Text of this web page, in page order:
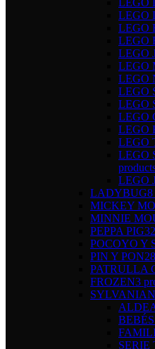
LEGO
LEGO
LEGO
LEGO
LEGO
LEGO
LEGO
LEGO
LEGO
LEGO
LEGO
LEGO
LEGO
LADYBUG8
MICKEY
MINNIE
PEPPA PIG
POCOYO Y
PIN Y PON
PATRULLA
FROZEN3
SERIE